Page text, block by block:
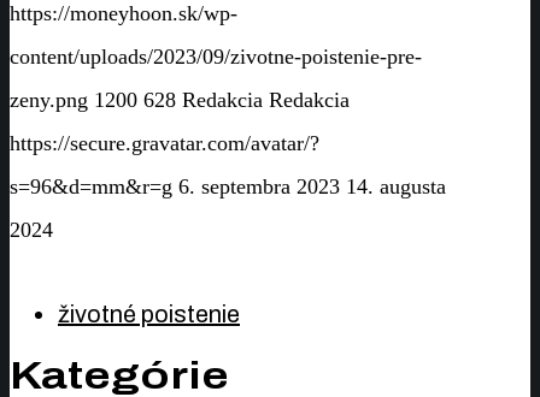
https://moneyhoon.sk/wp-
content/uploads/2023/09/zivotne-poistenie-pre-
zeny.png 1200 628 Redakcia Redakcia
https://secure.gravatar.com/avatar/?
s=96&d=mm&r=g 6. septembra 2023 14. augusta
2024
životné poistenie
Kategórie